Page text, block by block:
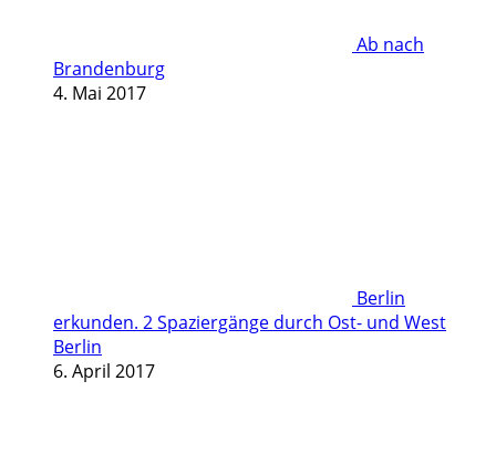
Ab nach
Brandenburg
4. Mai 2017
Berlin
erkunden. 2 Spaziergänge durch Ost- und West
Berlin
6. April 2017